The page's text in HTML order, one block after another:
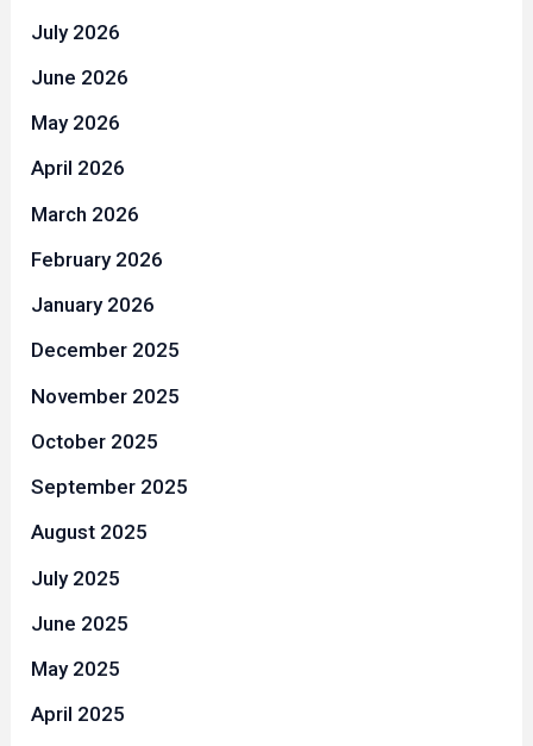
July 2026
June 2026
May 2026
April 2026
March 2026
February 2026
January 2026
December 2025
November 2025
October 2025
September 2025
August 2025
July 2025
June 2025
May 2025
April 2025